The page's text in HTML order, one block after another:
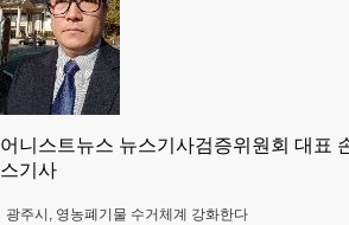
어니스트뉴스 뉴스기사검증위원회 대표
스기사
광주시, 영농폐기물 수거체계 강화한다